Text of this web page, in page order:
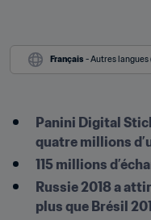
Français - Autres langues
Panini Digital
quatre millions
115 millions
Russie 2018 a
plus que Brésil